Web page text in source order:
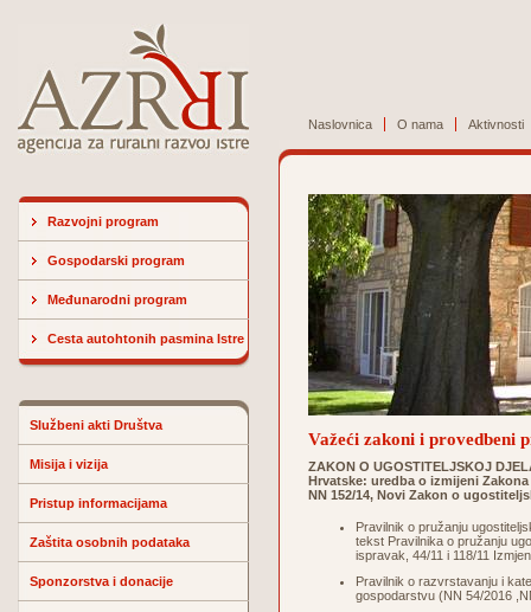
Naslovnica O nama Aktivnosti
Razvojni program
Gospodarski program
Međunarodni program
Cesta autohtonih pasmina Istre
Službeni akti Društva
Misija i vizija
Pristup informacijama
Zaštita osobnih podataka
Sponzorstva i donacije
Važeći zakoni i provedbeni
ZAKON O UGOSTITELJSKOJ
Hrvatske: uredba o izmijeni
NN 152/14, Novi Zakon o
Pravilnik o pružanju
tekst Pravilnika o pružanju
ispravak, 44/11 i 118/11
Pravilnik o razvrstavanju i
gospodarstvu (NN 54/2016